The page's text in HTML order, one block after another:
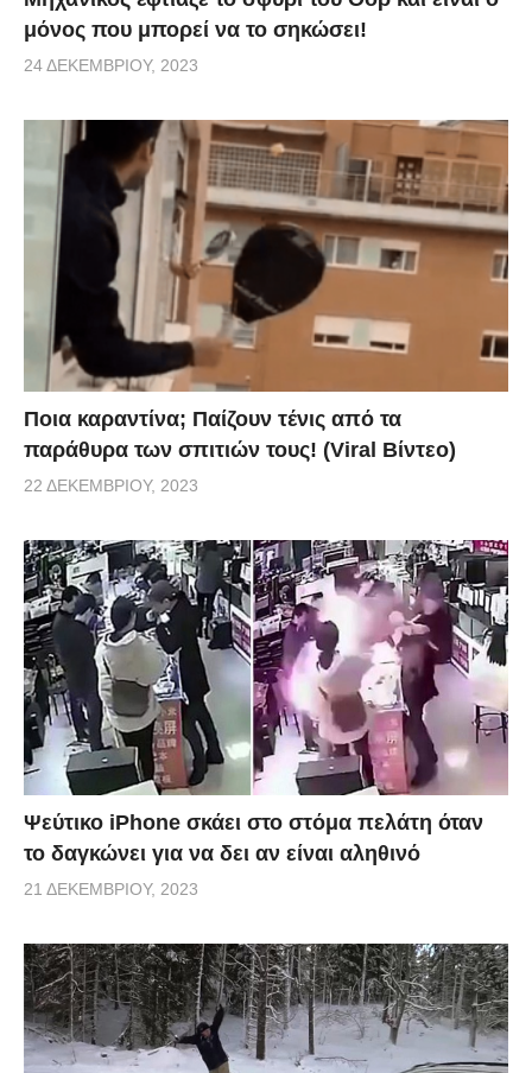
μόνος που μπορεί να το σηκώσει!
24 ΔΕΚΕΜΒΡΊΟΥ, 2023
Ποια καραντίνα; Παίζουν τένις από τα
παράθυρα των σπιτιών τους! (Viral Βίντεο)
22 ΔΕΚΕΜΒΡΊΟΥ, 2023
Ψεύτικο iPhone σκάει στο στόμα πελάτη όταν
το δαγκώνει για να δει αν είναι αληθινό
21 ΔΕΚΕΜΒΡΊΟΥ, 2023